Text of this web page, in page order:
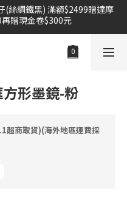
類任選兩件88折!!!
(絲綢鐵黑) 滿額$2499贈達摩
贈現金卷$300元
類任選兩件88折!!!
形墨鏡-粉
超商取貨)(海外地區運費採